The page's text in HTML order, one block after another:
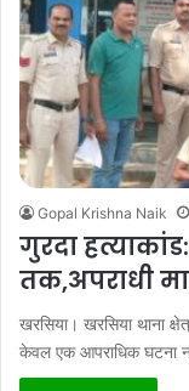
Gopal Krishna Naik
गुरदा
तक,अपराधी
खरसिया। खरसिया थाना
केवल एक आपराधिक घटना